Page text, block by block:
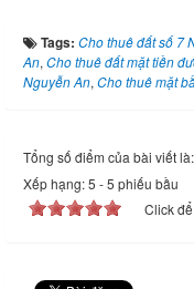
Tags: Cho thuê đất số 7
An, Cho thuê đất mặt tiền
Nguyễn An, Cho thuê mặt
Tổng số điểm của bài viết
Xếp hạng:5 -5 phiếu bầu
Click